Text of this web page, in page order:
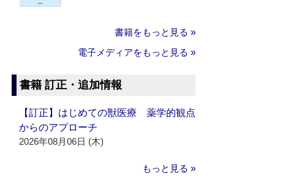
書籍をもっと見る »
電子メディアをもっと見る »
書籍 訂正・追加情報
【訂正】はじめての獣医療 薬学的観点
からのアプローチ
2026年08月06日 (木)
もっと見る »